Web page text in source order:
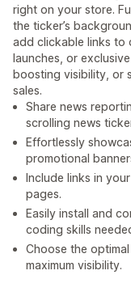
right on your store.
the ticker’s
add clickable links
launches, or
boosting visibility, or
sales.
Share news
scrolling news
Effortlessly
promotional
Include links in
pages.
Easily install and
coding skills
Choose the
maximum visibility.